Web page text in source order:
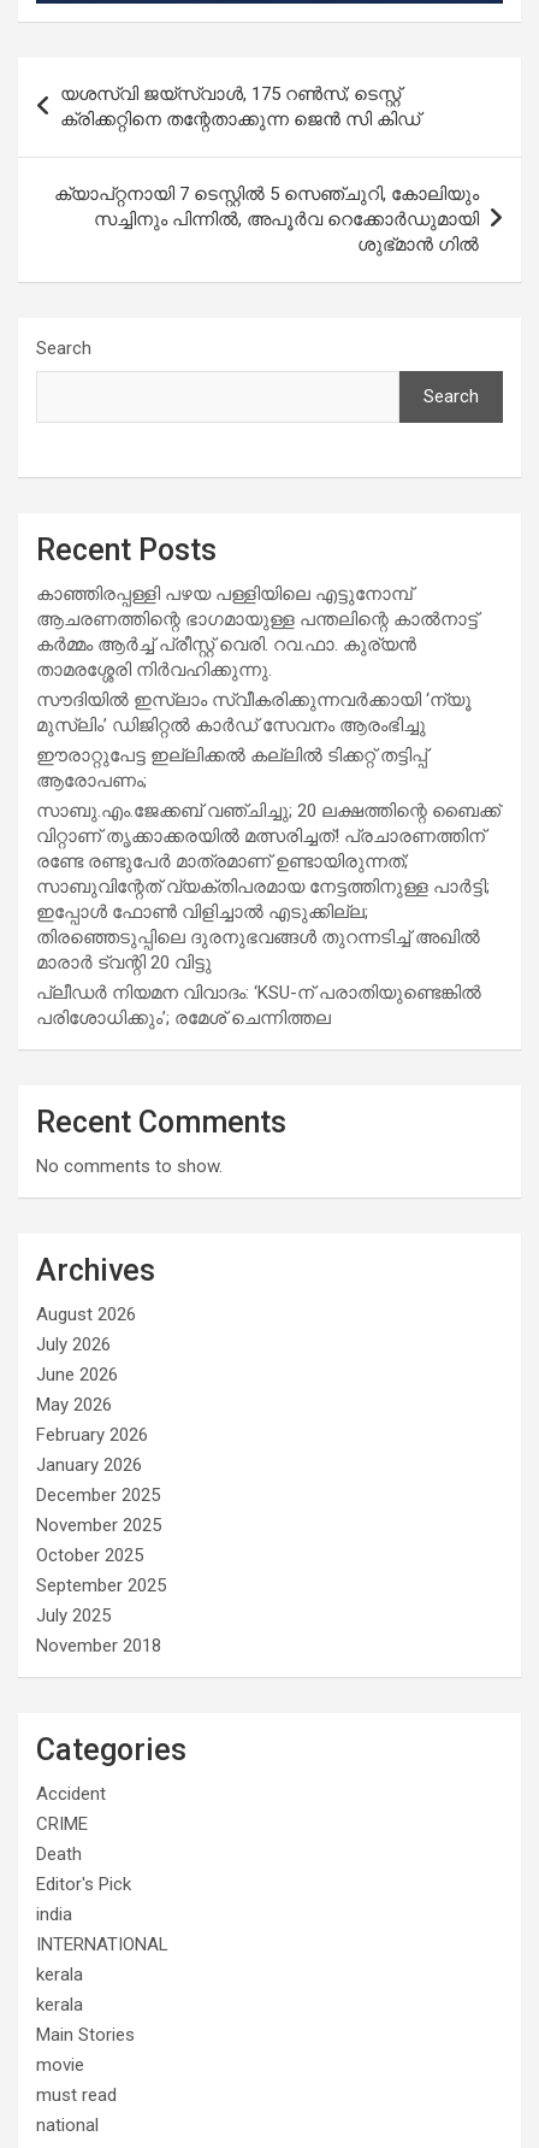
navigation
യശസ്വി ജയ്സ്വാള്‍, 175 റണ്‍സ്; ടെസ്റ്റ്
ക്രിക്കറ്റിനെ തന്റേതാക്കുന്ന ജെൻ സി കിഡ്
ക്യാപ്റ്റനായി 7 ടെസ്റ്റില്‍ 5 സെഞ്ചുറി, കോലിയും
സച്ചിനും പിന്നിൽ, അപൂര്‍വ റെക്കോർഡുമായി
ശുഭ്‌മാന്‍ ഗിൽ
Search
Search
Recent Posts
കാഞ്ഞിരപ്പള്ളി പഴയ പള്ളിയിലെ എട്ടുനോമ്പ്
ആചരണത്തിന്റെ ഭാഗമായുള്ള പന്തലിന്റെ കാൽനാട്ട്
കർമ്മം ആർച്ച് പ്രീസ്റ്റ് വെരി. റവ.ഫാ. കുര്യൻ
താമരശ്ശേരി നിർവഹിക്കുന്നു.
സൗദിയില്‍ ഇസ്‌ലാം സ്വീകരിക്കുന്നവര്‍ക്കായി ‘ന്യൂ
മുസ്ലിം’ ഡിജിറ്റല്‍ കാര്‍ഡ് സേവനം ആരംഭിച്ചു
ഈരാറ്റുപേട്ട ഇല്ലിക്കൽ കല്ലിൽ ടിക്കറ്റ് തട്ടിപ്പ്
ആരോപണം;
സാബു.എം.ജേക്കബ് വഞ്ചിച്ചു; 20 ലക്ഷത്തിന്റെ ബൈക്ക്
വിറ്റാണ് തൃക്കാക്കരയില്‍ മത്സരിച്ചത്! പ്രചാരണത്തിന്
രണ്ടേ രണ്ടുപേര്‍ മാത്രമാണ് ഉണ്ടായിരുന്നത്;
സാബുവിന്റേത് വ്യക്തിപരമായ നേട്ടത്തിനുള്ള പാര്‍ട്ടി;
ഇപ്പോള്‍ ഫോണ്‍ വിളിച്ചാല്‍ എടുക്കില്ല;
തിരഞ്ഞെടുപ്പിലെ ദുരനുഭവങ്ങള്‍ തുറന്നടിച്ച് അഖില്‍
മാരാര്‍ ട്വന്റി 20 വിട്ടു
പ്ലീഡർ നിയമന വിവാദം: ‘KSU-ന് പരാതിയുണ്ടെങ്കിൽ
പരിശോധിക്കും’; രമേശ് ചെന്നിത്തല
Recent Comments
No comments to show.
Archives
August 2026
July 2026
June 2026
May 2026
February 2026
January 2026
December 2025
November 2025
October 2025
September 2025
July 2025
November 2018
Categories
Accident
CRIME
Death
Editor's Pick
india
INTERNATIONAL
kerala
kerala
Main Stories
movie
must read
national